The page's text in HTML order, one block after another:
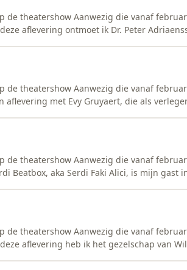
de theatershow Aanwezig die vanaf
aflevering ontmoet ik Dr. Peter
de theatershow Aanwezig die vanaf
aflevering met Evy Gruyaert, die als
de theatershow Aanwezig die vanaf
Beatbox, aka Serdi Faki Alici, is mijn gast
de theatershow Aanwezig die vanaf
aflevering heb ik het gezelschap van